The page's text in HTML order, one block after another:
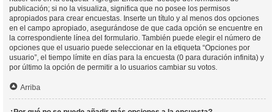
publicación; si no la visualiza, significa que no posee los permisos
apropiados para crear encuestas. Inserte un título y al menos dos opciones
en el campo apropiado, asegurándose de que cada opción se encuentre en
la correspondiente línea del formulario. También puede elegir el número de
opciones que el usuario puede seleccionar en la etiqueta “Opciones por
usuario”, el tiempo límite en días para la encuesta (0 para duración infinita) y
por último la opción de permitir a lo usuarios cambiar su votos.
Arriba